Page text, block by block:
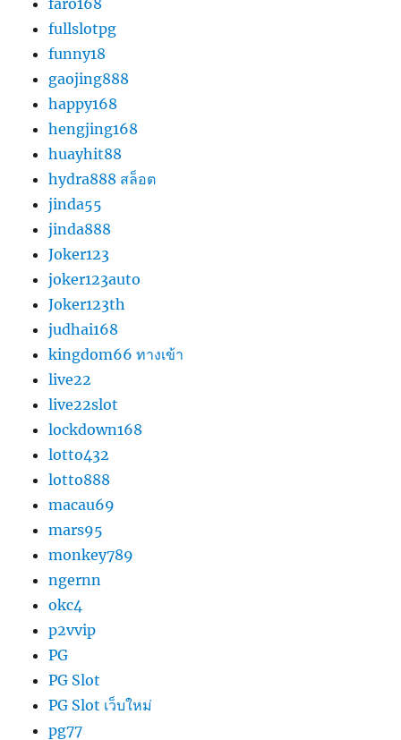
fullslotpg
funny18
gaojing888
happy168
hengjing168
huayhit88
hydra888 สล็อต
jinda55
jinda888
Joker123
joker123auto
Joker123th
judhai168
kingdom66 ทางเข้า
live22
live22slot
lockdown168
lotto432
lotto888
macau69
mars95
monkey789
ngernn
okc4
p2vvip
PG
PG Slot
PG Slot เว็บใหม่
pg77